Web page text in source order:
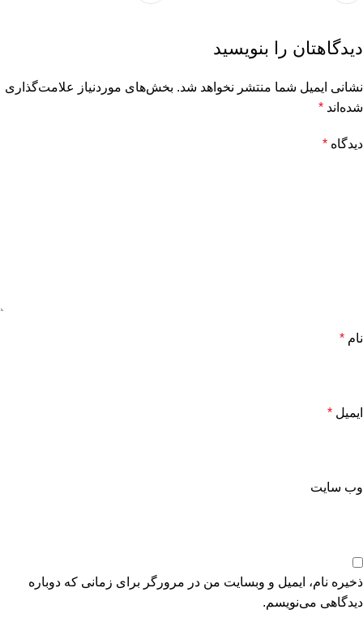
دیدگاهتان را بنویسید
نشانی ایمیل شما منتشر نخواهد شد. بخش‌های موردنیاز علامت‌گذاری
شده‌اند *
دیدگاه *
نام *
ایمیل *
وب‌ سایت
ذخیره نام، ایمیل و وبسایت من در مرورگر برای زمانی که دوباره
دیدگاهی می‌نویسم.